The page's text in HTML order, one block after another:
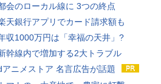
会のローカル線に 3つの終点
天銀行アプリでカード請求額も
収1000万円は「幸福の天井」?
幹線内で増加する2大トラブル
アニメストア 名言広告が話題